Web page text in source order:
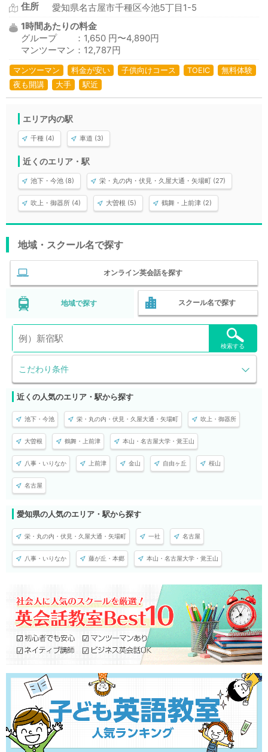
住所
愛知県名古屋市千種区今池5丁目1-5
1時間あたりの料金
グループ ：1,650 円〜4,890円
マンツーマン：12,787円
マンツーマン 料金が安い 子供向けコース TOEIC
無料体験
夜も開講
大手 駅近
エリア内の駅
千種 (4) 車道 (3)
近くのエリア・駅
池下・今池 (8) 栄・丸の内・伏見・久屋大通・矢場町 (27)
吹上・御器所 (4) 大曽根 (5) 鶴舞・上前津 (2)
地域・スクール名で探す
オンライン英会話を探す
地域で探す スクール名で探す
こだわり条件
検索する
近くの人気のエリア・駅から探す
池下・今池 栄・丸の内・伏見・久屋大通・矢場町 吹上・御器所
大曽根 鶴舞・上前津 本山・名古屋大学・覚王山
八事・いりなか 上前津 金山 自由ヶ丘 桜山
名古屋
愛知県の人気のエリア・駅から探す
栄・丸の内・伏見・久屋大通・矢場町 一社 名古屋
八事・いりなか 藤が丘・本郷 本山・名古屋大学・覚王山